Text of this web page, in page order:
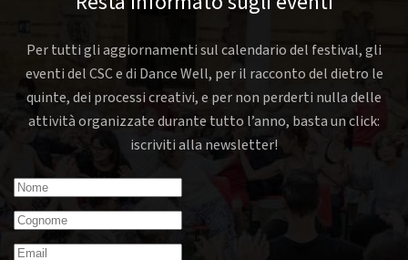
Per tutti gli aggiornamenti sul calendario del festival, gli
eventi del CSC e di Dance Well, per il racconto del dietro le
quinte, dei processi creativi, e per non perderti nulla delle
attività organizzate durante tutto l’anno, basta un click:
iscriviti alla newsletter!